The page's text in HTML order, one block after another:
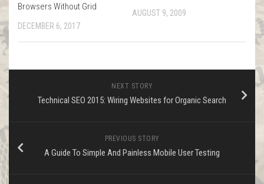
Browsers Without Grid
DECEMBER 6, 2017
AUGUST 9, 2009
NEXT STORY
Technical SEO 2015: Wiring Websites for Organic Search
PREVIOUS STORY
A Guide To Simple And Painless Mobile User Testing